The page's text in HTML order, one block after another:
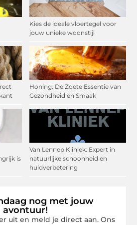
Kies de ideale vloertegel voor
jouw unieke woonstijl
Honing: De Zoete Essentie van
Gezondheid en Smaak
is
Van Lennep Kliniek: Expert in
natuurlijke schoonheid en
huidverbetering
nog met jouw
avontuur!
uit en meld je direct aan. Ons